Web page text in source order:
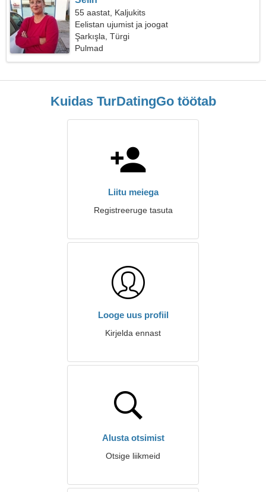
55 aastat, Kaljukits
Eelistan ujumist ja joogat
Şarkışla, Türgi
Pulmad
Kuidas TurDatingGo töötab
Liitu meiega
Registreeruge tasuta
Looge uus profiil
Kirjelda ennast
Alusta otsimist
Otsige liikmeid